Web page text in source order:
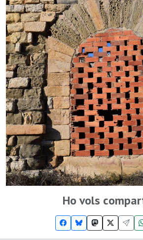
Ho vols